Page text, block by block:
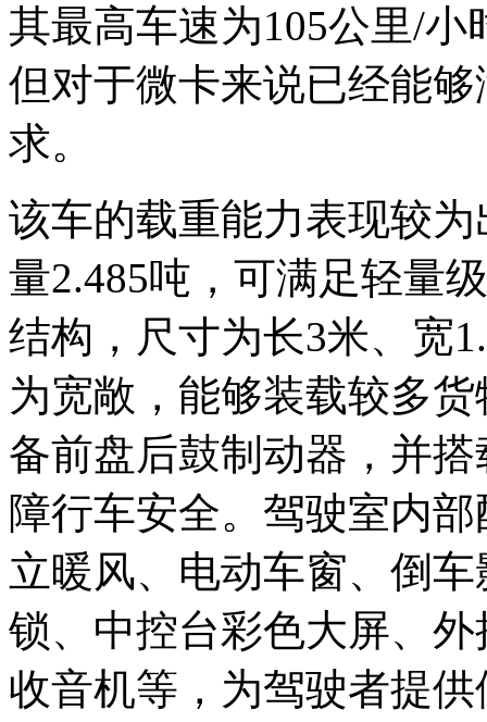
其最高车速为105公里/
但对于微卡来说已经能
求。
该车的载重能力表现较
量2.485吨，可满足轻量
结构，尺寸为长3米、宽
为宽敞，能够装载较多
备前盘后鼓制动器，并
障行车安全。驾驶室内
立暖风、电动车窗、倒
锁、中控台彩色大屏、
收音机等，为驾驶者提